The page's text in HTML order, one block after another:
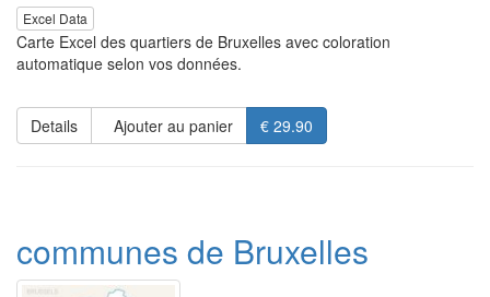
Excel Data
Carte Excel des quartiers de Bruxelles avec coloration
automatique selon vos données.
Details Ajouter au panier € 29.90
communes de Bruxelles